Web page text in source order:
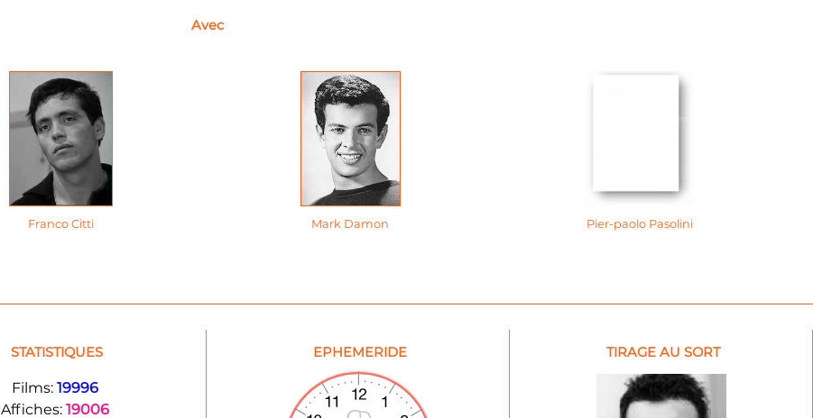
Avec
Franco Citti Mark Damon Pier-paolo Pasolini
STATISTIQUES
Films: 19996
Affiches: 19006
EPHEMERIDE TIRAGE AU SORT